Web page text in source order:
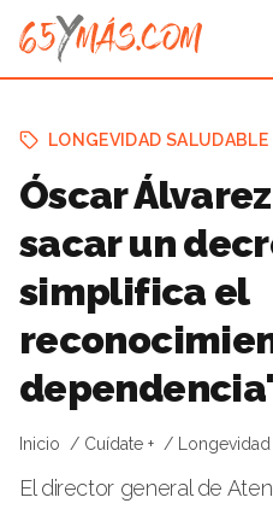
LONGEVIDAD SALUDABLE
Óscar
sacar un
simplifica el
Inicio Cuídate +
El director general de